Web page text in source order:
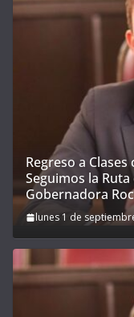
Regreso a
Seguimos la
Gobernadora
lunes 1 de